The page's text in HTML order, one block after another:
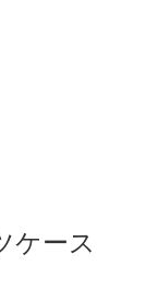
ケース